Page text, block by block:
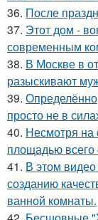
36. После
37. Этот дом -
современным
38. В Москве в
разыскивают
39.
просто не в
40. Несмотря на
площадью всего
41. В этом
созданию
ванной комнаты.